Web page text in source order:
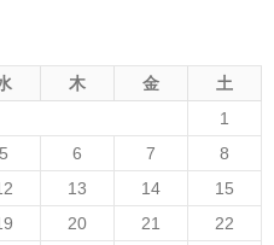
木 金 土
1
5 6 7
8
13 14
15
20 21
22